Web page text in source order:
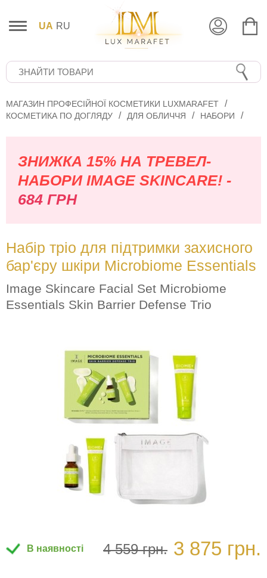
UA RU
МАГАЗИН ПРОФЕСІЙНОЇ КОСМЕТИКИ LUXMARAFET
КОСМЕТИКА ПО ДОГЛЯДУ
ДЛЯ ОБЛИЧЧЯ НАБОРИ
ЗНИЖКА 15% НА ТРЕВЕЛ-
НАБОРИ IMAGE SKINCARE! -
684 ГРН
Набір тріо для підтримки захисного
бар'єру шкіри Microbiome Essentials
Image Skincare Facial Set Microbiome
Essentials Skin Barrier Defense Trio
В наявності 4 559 грн. 3 875 грн.